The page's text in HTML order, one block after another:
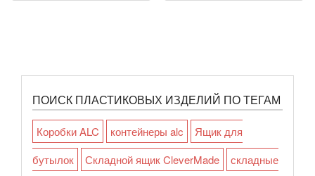
ПОИСК ПЛАСТИКОВЫХ ИЗДЕЛИЙ ПО ТЕГАМ
Коробки ALC контейнеры alc
Ящик для
бутылок
Складной ящик CleverMade
складные